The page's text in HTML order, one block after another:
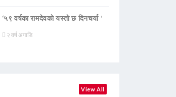
‘५९ वर्षका रामदेवकाे यस्ताे छ दिनचर्या ’
२ वर्ष अगाडि
View All